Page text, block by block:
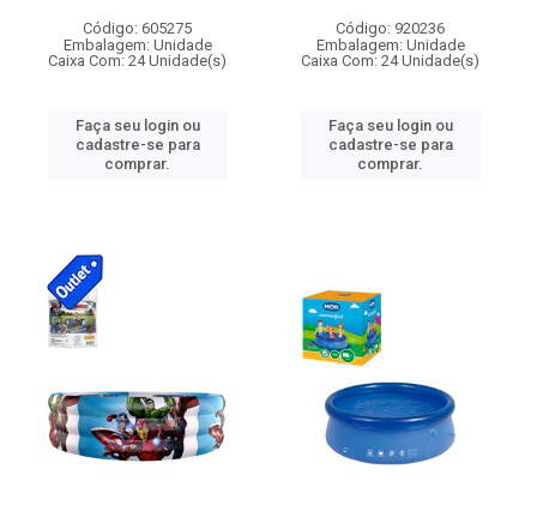
Código: 605275
Embalagem: Unidade
Caixa Com: 24 Unidade(s)
Faça seu login ou
cadastre-se para
comprar.
Código: 920236
Embalagem: Unidade
Caixa Com: 24 Unidade(s)
Faça seu login ou
cadastre-se para
comprar.